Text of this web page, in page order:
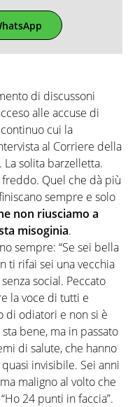
di discussoni
alle accuse di
cui la
al Corriere della
solita barzelletta.
Quel che dà più
sempre e solo
non riusciamo a
misoginia.
sempre: “Se sei bella
ti rifai sei una vecchia
social. Peccato
la voce di tutti e
di odiatori e non si è
bene, ma in passato
di salute, che hanno
invisibile. Sei anni
maligno al volto che
24 punti in faccia”.